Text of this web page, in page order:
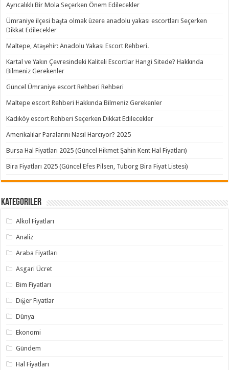
Ayrıcalıklı Bir Mola Seçerken Önem Edilecekler
Ümraniye ilçesi başta olmak üzere anadolu yakası escortları Seçerken
Dikkat Edilecekler
Maltepe, Ataşehir: Anadolu Yakası Escort Rehberi.
Kartal ve Yakın Çevresindeki Kaliteli Escortlar Hangi Sitede? Hakkında
Bilmeniz Gerekenler
Güncel Ümraniye escort Rehberi Rehberi
Maltepe escort Rehberi Hakkında Bilmeniz Gerekenler
Kadıköy escort Rehberi Seçerken Dikkat Edilecekler
Amerikalılar Paralarını Nasıl Harcıyor? 2025
Bursa Hal Fiyatları 2025 (Güncel Hikmet Şahin Kent Hal Fiyatları)
Bira Fiyatları 2025 (Güncel Efes Pilsen, Tuborg Bira Fiyat Listesi)
Kategoriler
Alkol Fiyatları
Analiz
Araba Fiyatları
Asgari Ücret
Bim Fiyatları
Diğer Fiyatlar
Dünya
Ekonomi
Gündem
Hal Fiyatları